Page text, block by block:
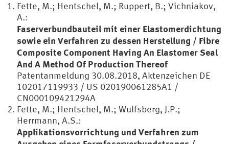
Fette, M.; Hentschel, M.; Ruppert, B.; Vichniakov,
A.:
Faserverbundbauteil mit einer Elastomerdichtung
sowie ein Verfahren zu dessen Herstellung / Fibre
Composite Component Having An Elastomer Seal
And A Method Of Production Thereof
Patentanmeldung 30.08.2018, Aktenzeichen DE
102017119933 / US 020190061285A1 /
CN000109421294A
Fette, M.; Hentschel, M.; Wulfsberg, J.P.;
Herrmann, A.S.:
Applikationsvorrichtung und Verfahren zum